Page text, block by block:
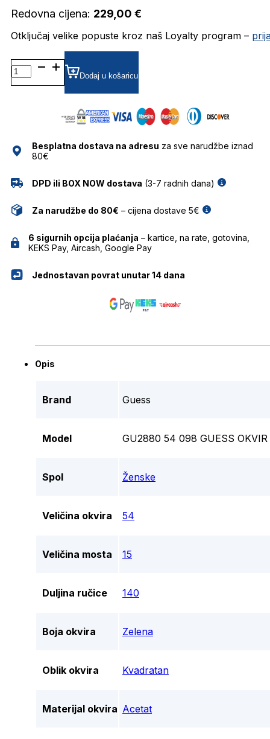
Redovna cijena: 229,00 €
Otključaj velike popuste kroz naš Loyalty program –
GU2880 DIOPTRIJSKI
OKVIRI
GUESS
Dodaj u košaricu
Besplatna dostava na adresu za sve narudžbe iznad
80€
DPD ili BOX NOW dostava (3-7 radnih dana)
Za narudžbe do 80€ – cijena dostave 5€
6 sigurnih opcija plaćanja – kartice, na rate, gotovina,
KEKS Pay, Aircash, Google Pay
Jednostavan povrat unutar 14 dana
Opis
Brand Guess
Model GU2880 54 098 GUESS OKVIR
Spol Ženske
Veličina okvira 54
Veličina mosta 15
Duljina ručice 140
Boja okvira Zelena
Oblik okvira Kvadratan
Materijal okvira Acetat